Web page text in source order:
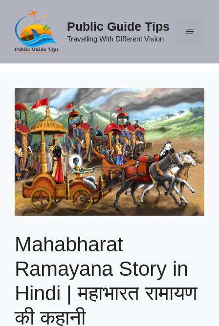
content
Public Guide Tips
Travelling With Different Vision
Mahabharat
Ramayana Story in
Hindi | महाभारत रामायण
की कहानी